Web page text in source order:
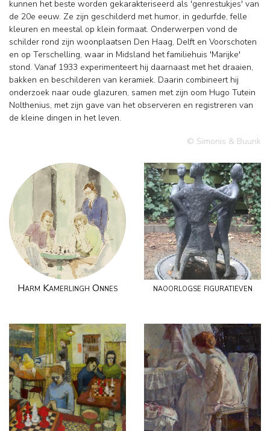
kunnen het beste worden gekarakteriseerd als 'genrestukjes' van
de 20e eeuw. Ze zijn geschilderd met humor, in gedurfde, felle
kleuren en meestal op klein formaat. Onderwerpen vond de
schilder rond zijn woonplaatsen Den Haag, Delft en Voorschoten
en op Terschelling, waar in Midsland het familiehuis 'Marijke'
stond. Vanaf 1933 experimenteert hij daarnaast met het draaien,
bakken en beschilderen van keramiek. Daarin combineert hij
onderzoek naar oude glazuren, samen met zijn oom Hugo Tutein
Nolthenius, met zijn gave van het observeren en registreren van
de kleine dingen in het leven.
© Simonis & Buunk
Harm Kamerlingh Onnes naoorlogse figuratieven